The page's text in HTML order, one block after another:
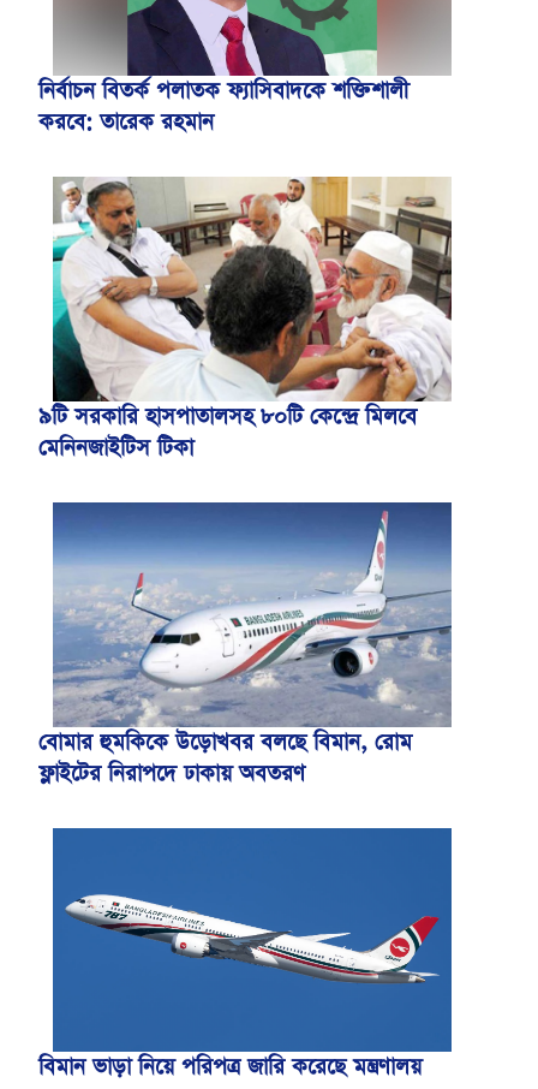
নির্বাচন বিতর্ক পলাতক ফ্যাসিবাদকে শক্তিশালী
করবে: তারেক রহমান
৯টি সরকারি হাসপাতালসহ ৮০টি কেন্দ্রে মিলবে
মেনিনজাইটিস টিকা
বোমার হুমকিকে উড়োখবর বলছে বিমান, রোম
ফ্লাইটের নিরাপদে ঢাকায় অবতরণ
বিমান ভাড়া নিয়ে পরিপত্র জারি করেছে মন্ত্রণালয়